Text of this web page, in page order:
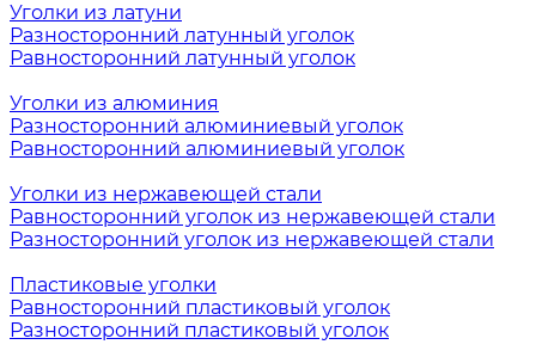
Уголки из латуни
Разносторонний латунный уголок
Равносторонний латунный уголок
Уголки из алюминия
Разносторонний алюминиевый уголок
Равносторонний алюминиевый уголок
Уголки из нержавеющей стали
Равносторонний уголок из нержавеющей стали
Разносторонний уголок из нержавеющей стали
Пластиковые уголки
Равносторонний пластиковый уголок
Разносторонний пластиковый уголок